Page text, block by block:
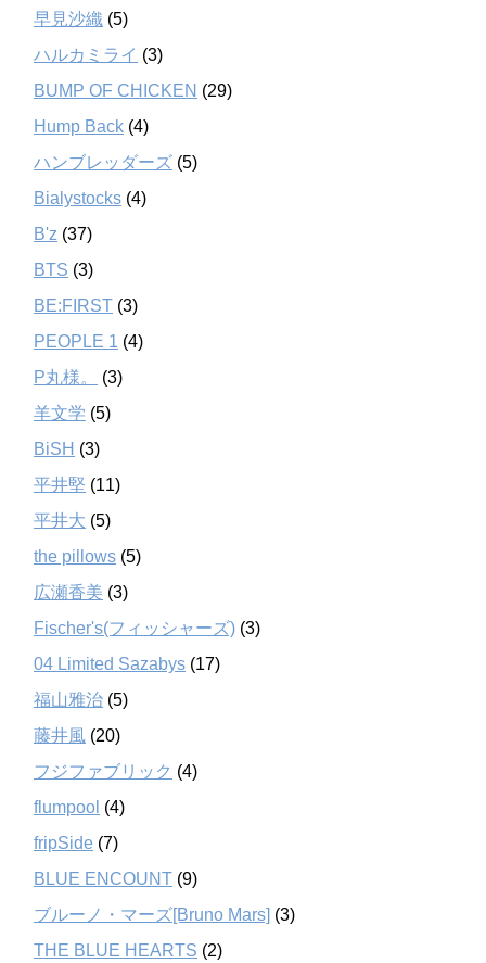
早見沙織 (5)
ハルカミライ (3)
BUMP OF CHICKEN (29)
Hump Back (4)
ハンブレッダーズ (5)
Bialystocks (4)
B'z (37)
BTS (3)
BE:FIRST (3)
PEOPLE 1 (4)
P丸様。
(3)
羊文学 (5)
BiSH (3)
平井堅 (11)
平井大 (5)
the pillows (5)
広瀬香美 (3)
Fischer's(フィッシャーズ) (3)
04 Limited Sazabys (17)
福山雅治 (5)
藤井風 (20)
フジファブリック (4)
flumpool (4)
fripSide (7)
BLUE ENCOUNT (9)
ブルーノ・マーズ[Bruno Mars] (3)
THE BLUE HEARTS (2)